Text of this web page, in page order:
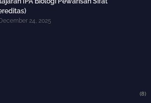
December 24, 2025
(8)